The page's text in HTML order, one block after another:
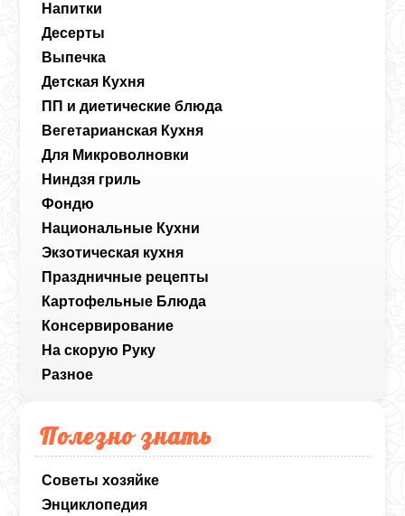
Напитки
Десерты
Выпечка
Детская Кухня
ПП и диетические блюда
Вегетарианская Кухня
Для Микроволновки
Ниндзя гриль
Фондю
Национальные Кухни
Экзотическая кухня
Праздничные рецепты
Картофельные Блюда
Консервирование
На скорую Руку
Разное
Полезно знать
Советы хозяйке
Энциклопедия